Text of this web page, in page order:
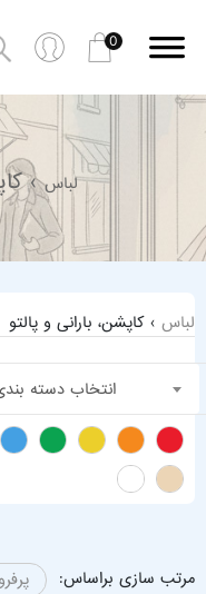
0
لباس›
لباس › کاپشن، بارانی و پالتو
انتخاب دسته
مرتب سازی براساس: